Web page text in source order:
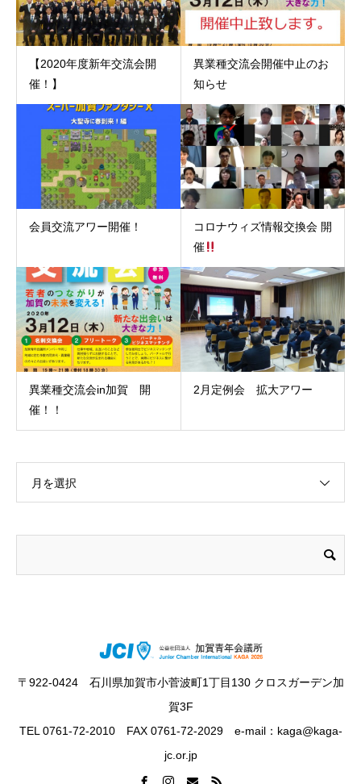
【2020年度新年交流会開
催！】
異業種交流会開催中止のお
知らせ
会員交流アワー開催！
コロナウィズ情報交換会 開
催
異業種交流会in加賀 開
催！！
2月定例会 拡大アワー
月を選択
〒922-0424 石川県加賀市小菅波町1丁目130 クロスガーデン加
賀3F
TEL 0761-72-2010 FAX 0761-72-2029 e-mail：kaga@kaga-
jc.or.jp